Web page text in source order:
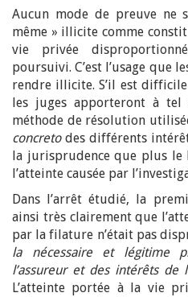
Aucun mode de preuve ne
même » illicite comme
vie privée
poursuivi. C’est l’usage que
rendre illicite. S’il est
les juges apporteront à
méthode de résolution
concretodes différents
la jurisprudence que plus
l’atteinte causée par
Dans l’arrêt étudié, la
ainsi très clairement que
par la filature n’était pas
la nécessaire et légitime
l’assureur et des intérêts de
L’atteinte portée à la vie